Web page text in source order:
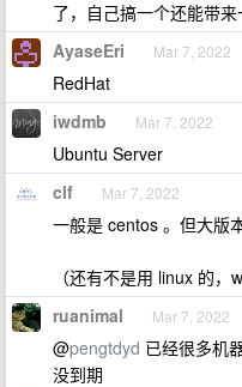
了，自己搞一个还能带
AyaseEri Mar 7, 2022
RedHat
iwdmb Mar 7, 2022
Ubuntu Server
clf Mar 7, 2022
一般是 centos 。但大版
（还有不是用 linux 的，
ruanimal Mar 7, 2022
@pengtdyd 已经很多机
没到期